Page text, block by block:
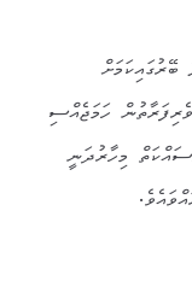
ޏ.ފުވައްމުލަކު އިރުން 3 މޭލު ބޭރުގައިކަމަށް
ހަމަޖެއްސި
މިހާރުދަނީ